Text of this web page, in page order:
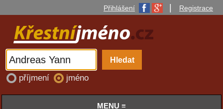
Přihlášení Registrace
příjmení jméno
MENU ≡